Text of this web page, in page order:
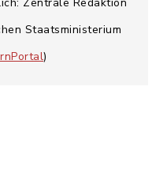
Staatsministerium
)